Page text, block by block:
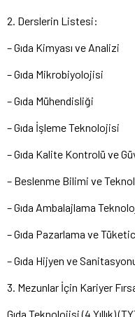
2. Derslerin Listesi:
– Gıda Kimyası ve Analizi
– Gıda Mikrobiyolojisi
– Gıda Mühendisliği
– Gıda İşleme Teknolojisi
– Gıda Kalite Kontrolü ve
– Beslenme Bilimi ve
– Gıda Ambalajlama
– Gıda Pazarlama ve
– Gıda Hijyen ve
3. Mezunlar İçin Kariyer
Gıda Teknolojisi (4 Yıllık)